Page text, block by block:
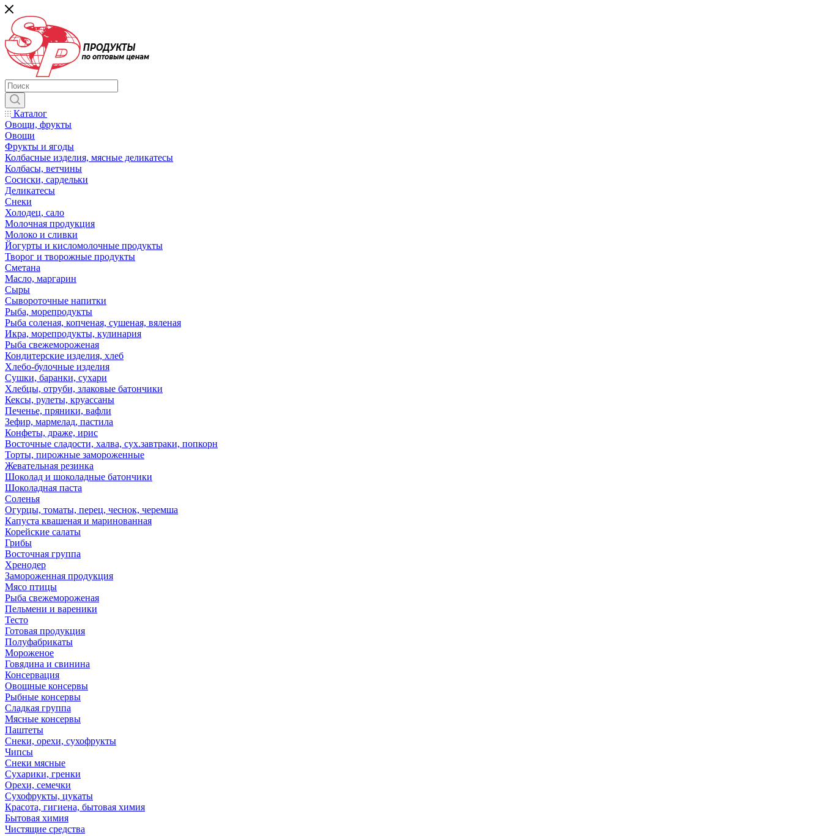
Каталог
Овощи, фрукты
Овощи
Фрукты и ягоды
Колбасные изделия, мясные деликатесы
Колбасы, ветчины
Сосиски, сардельки
Деликатесы
Снеки
Холодец, сало
Молочная продукция
Молоко и сливки
Йогурты и кисломолочные продукты
Творог и творожные продукты
Сметана
Масло, маргарин
Сыры
Сывороточные напитки
Рыба, морепродукты
Рыба соленая, копченая, сушеная, вяленая
Икра, морепродукты, кулинария
Рыба свежемороженая
Кондитерские изделия, хлеб
Хлебо-булочные изделия
Сушки, баранки, сухари
Хлебцы, отруби, злаковые батончики
Кексы, рулеты, круассаны
Печенье, пряники, вафли
Зефир, мармелад, пастила
Конфеты, драже, ирис
Восточные сладости, халва, сух.завтраки, попкорн
Торты, пирожные замороженные
Жевательная резинка
Шоколад и шоколадные батончики
Шоколадная паста
Соленья
Огурцы, томаты, перец, чеснок, черемша
Капуста квашеная и маринованная
Корейские салаты
Грибы
Восточная группа
Хренодер
Замороженная продукция
Мясо птицы
Рыба свежемороженая
Пельмени и вареники
Тесто
Готовая продукция
Полуфабрикаты
Мороженое
Говядина и свинина
Консервация
Овощные консервы
Рыбные консервы
Сладкая группа
Мясные консервы
Паштеты
Снеки, орехи, сухофрукты
Чипсы
Снеки мясные
Сухарики, гренки
Орехи, семечки
Сухофрукты, цукаты
Красота, гигиена, бытовая химия
Бытовая химия
Чистящие средства